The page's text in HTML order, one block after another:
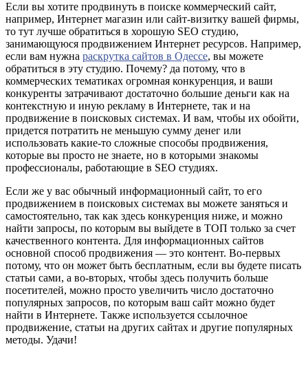
Если вы хотите продвинуть в поиске коммерческий сайт,
например, Интернет магазин или сайт-визитку вашей фирмы,
то тут лучше обратиться в хорошую SEO студию,
занимающуюся продвижением Интернет ресурсов. Например,
если вам нужна раскрутка сайтов в Одессе, вы можете
обратиться в эту студию. Почему? да потому, что в
коммерческих тематиках огромная конкуренция, и ваши
конкуренты затрачивают достаточно большие деньги как на
контекстную и иную рекламу в Интернете, так и на
продвижение в поисковых системах. И вам, чтобы их обойти,
придется потратить не меньшую сумму денег или
использовать какие-то сложные способы продвижения,
которые вы просто не знаете, но в которыми знакомы
профессионалы, работающие в SEO студиях.
Если же у вас обычный информационный сайт, то его
продвижением в поисковых системах вы можете заняться и
самостоятельно, так как здесь конкуренция ниже, и можно
найти запросы, по которым вы выйдете в ТОП только за счет
качественного контента. Для информационных сайтов
основной способ продвижения — это контент. Во-первых
потому, что он может быть бесплатным, если вы будете писать
статьи сами, а во-вторых, чтобы здесь получить больше
посетителей, можно просто увеличить число достаточно
популярных запросов, по которым ваш сайт можно будет
найти в Интернете. Также используется ссылочное
продвижение, статьи на других сайтах и другие популярных
методы. Удачи!